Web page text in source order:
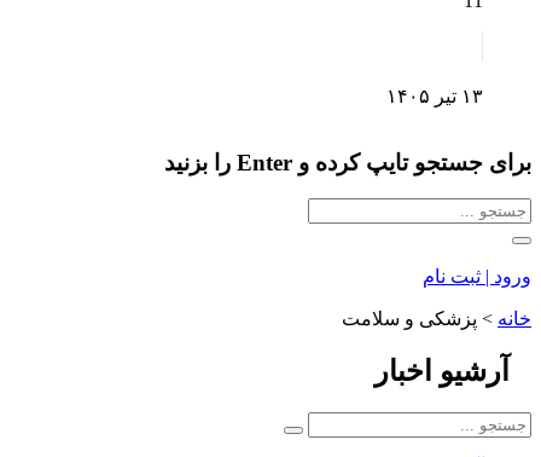
۱۳ تیر ۱۴۰۵
برای جستجو تایپ کرده و Enter را بزنید
ورود | ثبت نام
خانه > پزشکی و سلامت
آرشیو اخبار